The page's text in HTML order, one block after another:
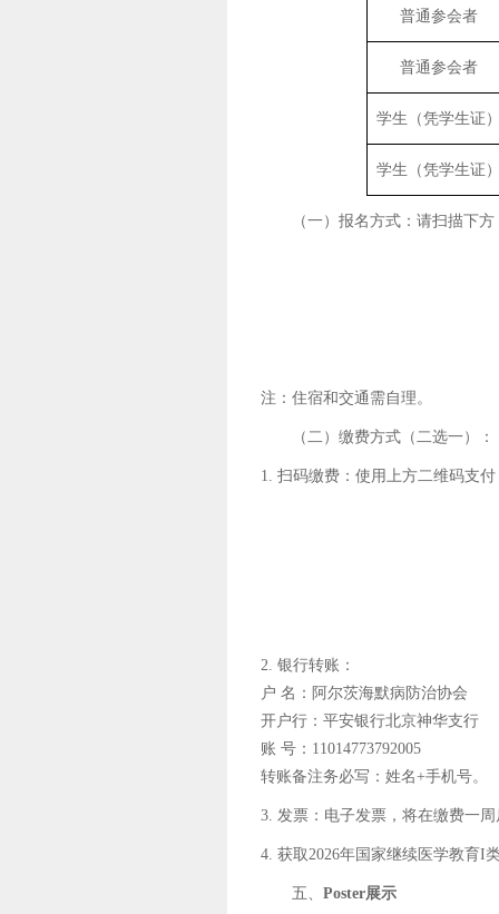
普通参会者
普通参会者
学生（凭学生证
学生（凭学生证
（一）报名方式：请扫描下
注：住宿和交通需自理。
（二）缴费方式（二选一）：
1. 扫码缴费：使用上方二维码支
2. 银行转账：
户 名：阿尔茨海默病防治协会
开户行：平安银行北京神华支行
账 号：11014773792005
转账备注务必写：姓名+手机号。
3. 发票：电子发票，将在缴费一
4. 获取2026年国家继续医学教育I
五、 Poster展示